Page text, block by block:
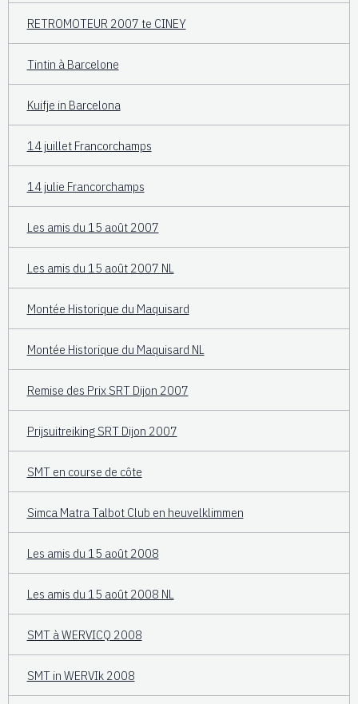
RETROMOTEUR 2007 te CINEY
Tintin à Barcelone
Kuifje in Barcelona
14 juillet Francorchamps
14 julie Francorchamps
Les amis du 15 août 2007
Les amis du 15 août 2007 NL
Montée Historique du Maquisard
Montée Historique du Maquisard NL
Remise des Prix SRT Dijon 2007
Prijsuitreiking SRT Dijon 2007
SMT en course de côte
Simca Matra Talbot Club en heuvelklimmen
Les amis du 15 août 2008
Les amis du 15 août 2008 NL
SMT à WERVICQ 2008
SMT in WERVIk 2008